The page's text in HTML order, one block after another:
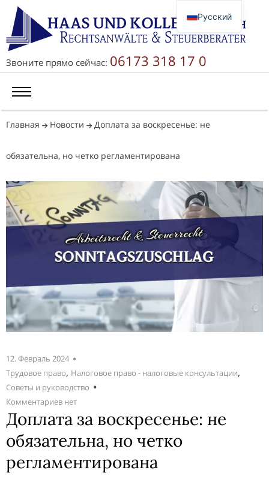
Звоните прямо сейчас: 06173 318 17 0
Главная Новости Доплата за воскресенье: не
обязательна, но четко регламентирована
12. Февраль 2024
Трудовое право, Налоговое право - налоговые консультации,
Советы и руководство
Комментариев нет
Доплата за воскресенье: не
обязательна, но четко
регламентирована
Русский
Deutsch
English
简体中文